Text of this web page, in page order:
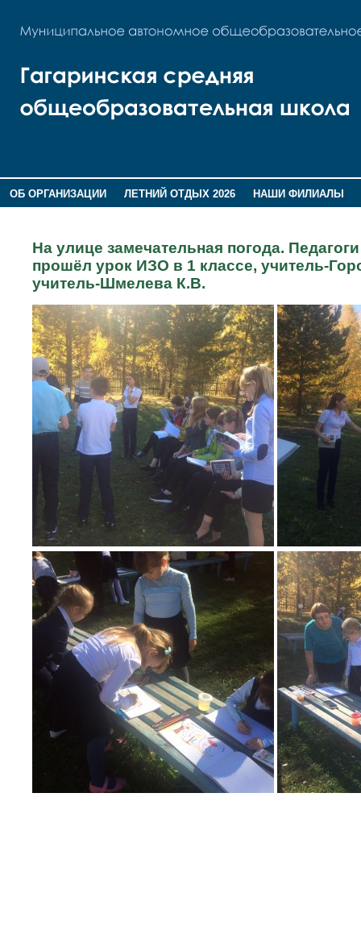
ОБ ОРГАНИЗАЦИИ ЛЕТНИЙ ОТДЫХ 2026
НАШИ ФИЛИАЛЫ
На улице замечательная погода.
прошёл урок ИЗО в 1 классе, учитель-
учитель-Шмелева К.В.